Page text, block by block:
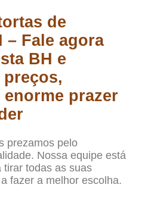
de
– Fale agora
BH e
prazer
prezamos pelo
Nossa equipe está
tirar todas as suas
fazer a melhor escolha.